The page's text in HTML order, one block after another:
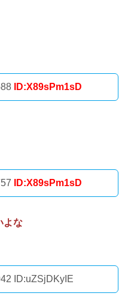
ID:X89sPm1sD
ID:X89sPm1sD
よな
ID:uZSjDKyIE